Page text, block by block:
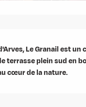
Le Granail est
terrasse plein sud en
cœur de la nature.